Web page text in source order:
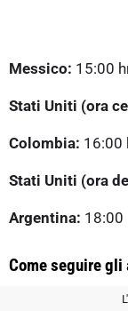
Messico: 15:00
Stati Uniti (ora
Colombia: 16:00
Stati Uniti (ora
Argentina: 18:00
Come seguire